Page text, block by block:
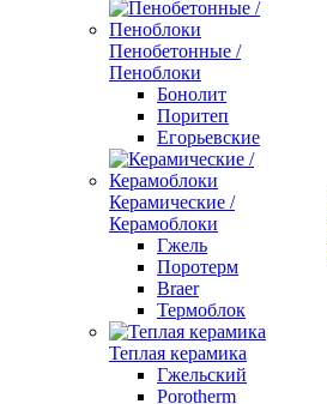
Пенобетонные /
Пеноблоки
Бонолит
Поритеп
Егорьевские
Керамические /
Керамоблоки
Гжель
Поротерм
Braer
Термоблок
Теплая керамика
Гжельский
Porotherm